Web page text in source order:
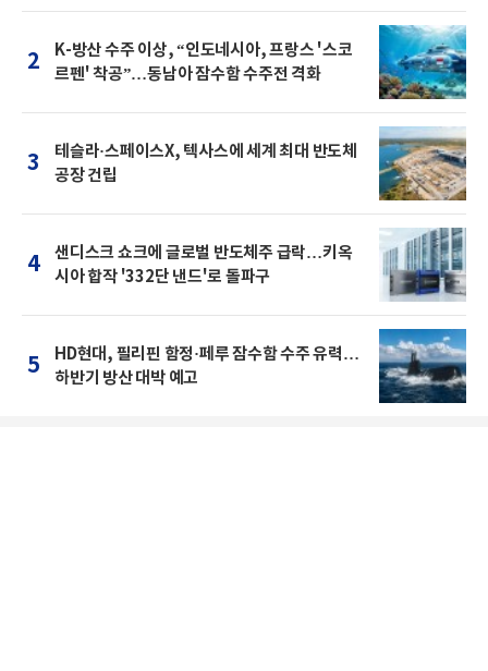
2
K-방산 수주 이상, “인도네시아, 프랑스 '스코
르펜' 착공”…동남아 잠수함 수주전 격화
3
테슬라·스페이스X, 텍사스에 세계 최대 반도체
공장 건립
4
샌디스크 쇼크에 글로벌 반도체주 급락…키옥
시아 합작 '332단 낸드'로 돌파구
5
HD현대, 필리핀 함정·페루 잠수함 수주 유력…
하반기 방산 대박 예고